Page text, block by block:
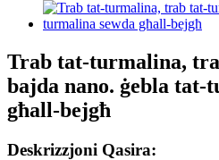
Trab tat-turmalina,
bajda nano. ġebla tat-
għall-bejgħ
Deskrizzjoni Qasira: